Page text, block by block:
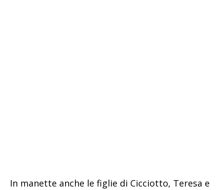
In manette anche le figlie di Cicciotto, Teresa e